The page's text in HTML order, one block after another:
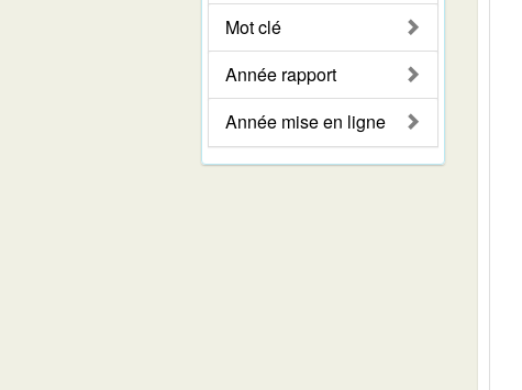
Mot clé
Année rapport
Année mise en ligne